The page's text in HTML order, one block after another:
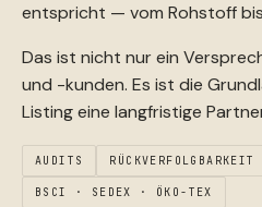
entspricht — vom Rohstoff
Das ist nicht nur ein
und -kunden. Es ist die
Listing eine langfristige
AUDITS RÜCKVERFOLGBARKEIT
BSCI · SEDEX · ÖKO-TEX